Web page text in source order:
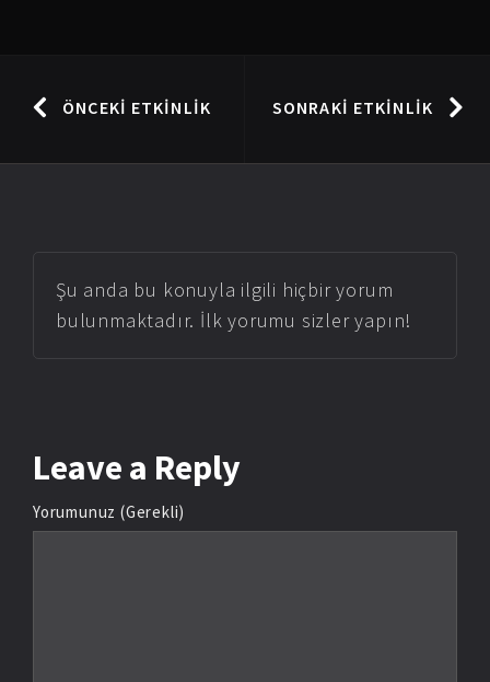
ÖNCEKI ETKINLIK SONRAKI ETKINLIK
Şu anda bu konuyla ilgili hiçbir yorum
bulunmaktadır. İlk yorumu sizler yapın!
Leave a Reply
Yorumunuz (Gerekli)